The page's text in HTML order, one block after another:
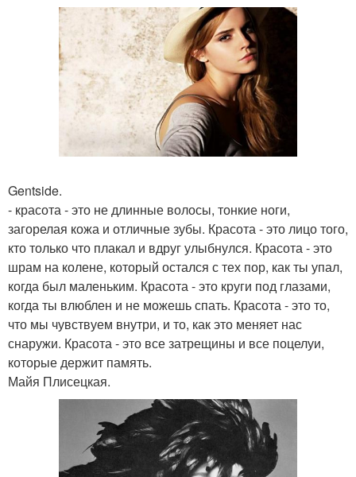
Gentside.
- красота - это не длинные волосы, тонкие ноги,
загорелая кожа и отличные зубы. Красота - это лицо того,
кто только что плакал и вдруг улыбнулся. Красота - это
шрам на колене, который остался с тех пор, как ты упал,
когда был маленьким. Красота - это круги под глазами,
когда ты влюблен и не можешь спать. Красота - это то,
что мы чувствуем внутри, и то, как это меняет нас
снаружи. Красота - это все затрещины и все поцелуи,
которые держит память.
Майя Плисецкая.